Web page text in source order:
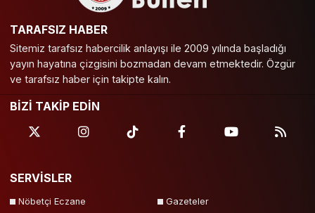
TARAFSIZ HABER
Sitemiz tarafsız habercilik anlayışı ile 2009 yılında başladığı
yayın hayatına çizgisini bozmadan devam etmektedir. Özgür
ve tarafsız haber için takipte kalın.
BİZİ TAKİP EDİN
SERVİSLER
Nöbetçi Eczane Gazeteler